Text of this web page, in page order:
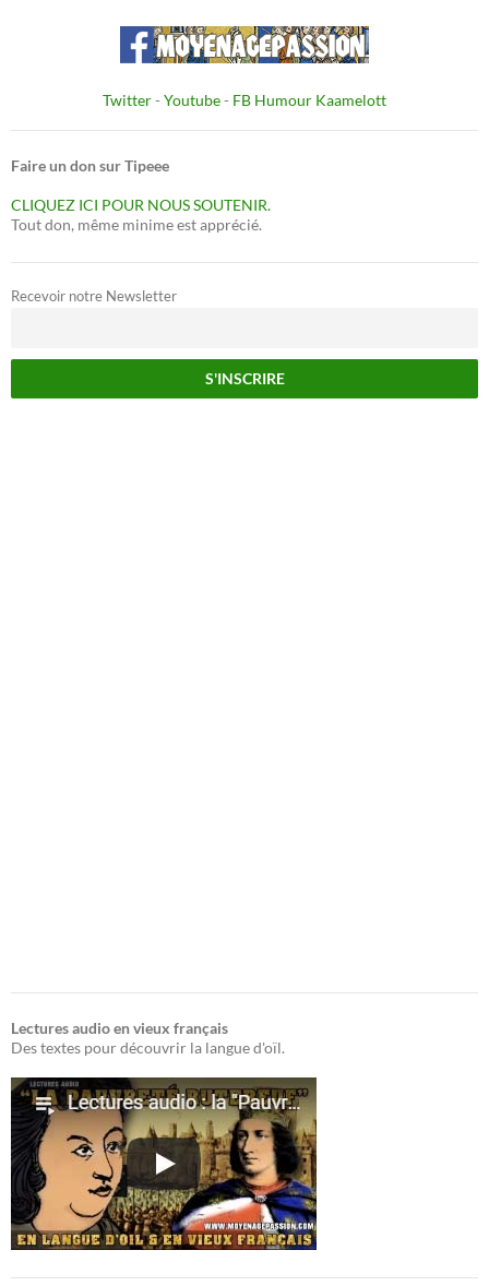
Twitter- Youtube- FB Humour Kaamelott
Faire un don sur Tipeee
CLIQUEZ ICI POUR NOUS SOUTENIR.
Tout don, même minime est apprécié.
Recevoir notre Newsletter
Lectures audio en vieux français
Des textes pour découvrir la langue d'oïl.